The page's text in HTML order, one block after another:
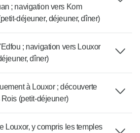
; navigation vers Kom
déjeuner, déjeuner, dîner)
; navigation vers Louxor
dîner)
à Louxor ; découverte
(petit-déjeuner)
Louxor, y compris les temples